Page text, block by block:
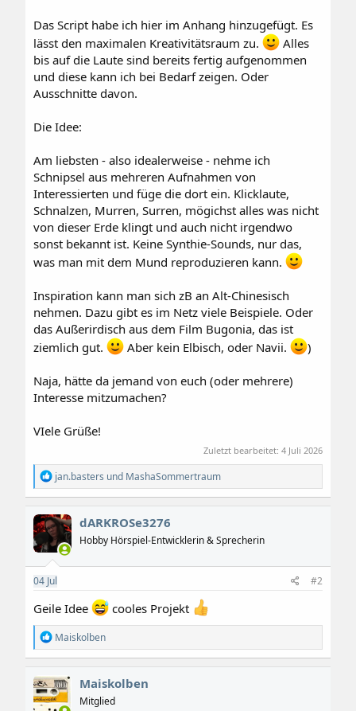
Das Script habe ich hier im Anhang hinzugefügt. Es
lässt den maximalen Kreativitätsraum zu.
Alles
bis auf die Laute sind bereits fertig aufgenommen
und diese kann ich bei Bedarf zeigen. Oder
Ausschnitte davon.
Die Idee:
Am liebsten - also idealerweise - nehme ich
Schnipsel aus mehreren Aufnahmen von
Interessierten und füge die dort ein. Klicklaute,
Schnalzen, Murren, Surren, mögichst alles was nicht
von dieser Erde klingt und auch nicht irgendwo
sonst bekannt ist. Keine Synthie-Sounds, nur das,
was man mit dem Mund reproduzieren kann.
Inspiration kann man sich zB an Alt-Chinesisch
nehmen. Dazu gibt es im Netz viele Beispiele. Oder
das Außerirdisch aus dem Film Bugonia, das ist
ziemlich gut.
Aber kein Elbisch, oder Navii. )
Naja, hätte da jemand von euch (oder mehrere)
Interesse mitzumachen?
VIele Grüße!
Zuletzt bearbeitet: 4 Juli 2026
R
e
a
k
t
i
o
n
e
jan.basters und MashaSommertraum
dARKROSe3276
Hobby Hörspiel-Entwicklerin & Sprecherin
04 Jul #2
Geile Idee cooles Projekt
R
e
a
k
t
i
Maiskolben
Maiskolben
Mitglied